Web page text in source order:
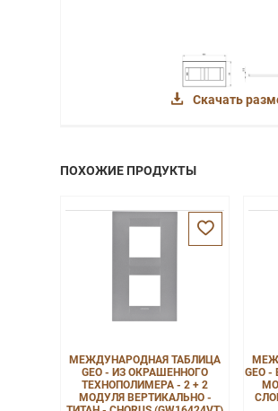
Скачать
ПОХОЖИЕ ПРОДУКТЫ
МЕЖДУНАРОДНАЯ ТАБЛИЦА
GEO - ИЗ ОКРАШЕННОГО
ТЕХНОПОЛИМЕРА - 2 + 2
МОДУЛЯ ВЕРТИКАЛЬНО -
GEO